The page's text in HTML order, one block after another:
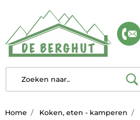
Home Koken, eten - kamperen